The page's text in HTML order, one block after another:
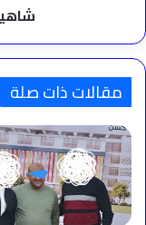
مقالات ذات صلة